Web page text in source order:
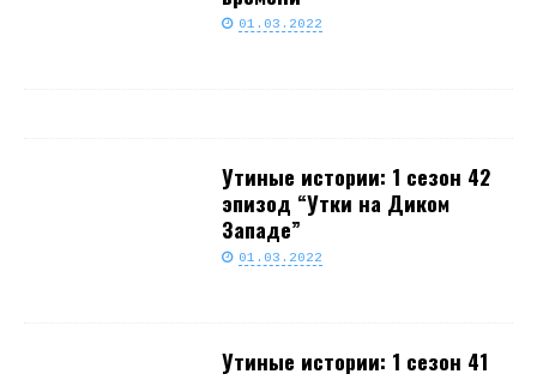
01.03.2022
Утиные истории: 1 сезон 42
эпизод “Утки на Диком
Западе”
01.03.2022
Утиные истории: 1 сезон 41